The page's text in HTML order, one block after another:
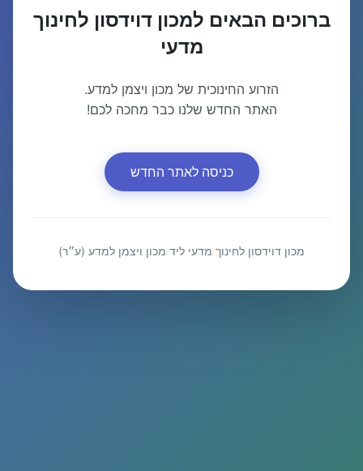
ברוכים הבאים למכון דוידסון לחינוך
מדעי
הזרוע החינוכית של מכון ויצמן למדע.
האתר החדש שלנו כבר מחכה לכם!
כניסה לאתר החדש
מכון דוידסון לחינוך מדעי ליד מכון ויצמן למדע (ע״ר)